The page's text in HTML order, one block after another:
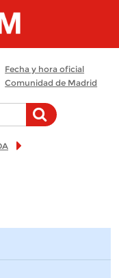
Fecha y hora oficial
Comunidad de Madrid